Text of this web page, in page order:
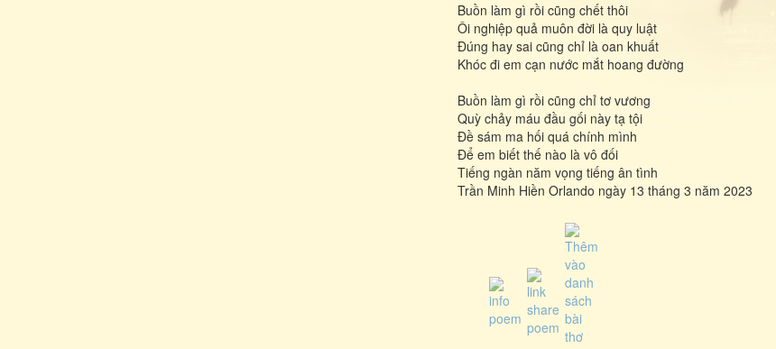
Buồn làm gì rồi cũng chết thôi
Ôi nghiệp quả muôn đời là quy luật
Đúng hay sai cũng chỉ là oan khuất
Khóc đi em cạn nước mắt hoang đường
Buồn làm gì rồi cũng chỉ tơ vương
Quỳ chảy máu đầu gối này tạ tội
Đề sám ma hối quá chính mình
Để em biết thế nào là vô đối
Tiếng ngàn năm vọng tiếng ân tình
Trần Minh Hiền Orlando ngày 13 tháng 3 năm 2023